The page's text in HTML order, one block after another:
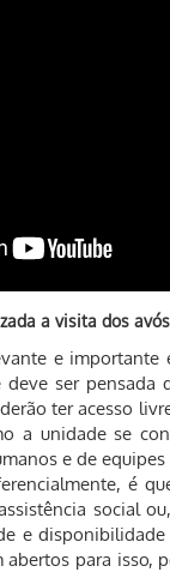
a visita dos
e
ser
ter acesso
a unidade se
e de
é
social
e
para isso,